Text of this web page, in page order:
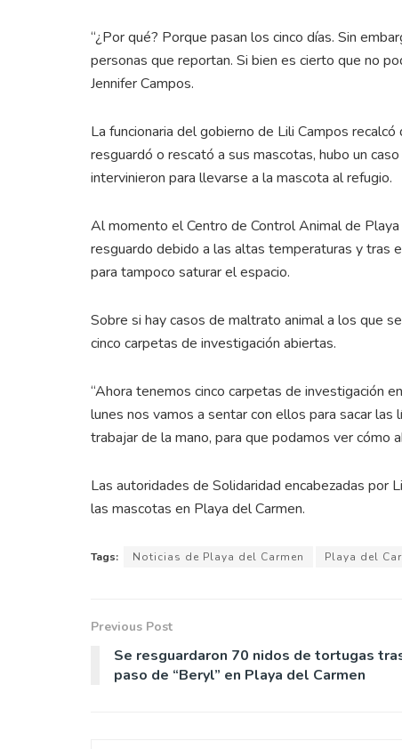
“¿Por qué? Porque pasan los cinco días. Sin
personas que reportan. Si bien es cierto que no
Jennifer Campos.
La funcionaria del gobierno de Lili Campos
resguardó o rescató a sus mascotas, hubo un
intervinieron para llevarse a la mascota al refugio.
Al momento el Centro de Control Animal de
resguardo debido a las altas temperaturas y tras
para tampoco saturar el espacio.
Sobre si hay casos de maltrato animal a los que
cinco carpetas de investigación abiertas.
“Ahora tenemos cinco carpetas de investigación
lunes nos vamos a sentar con ellos para sacar
trabajar de la mano, para que podamos ver cómo
Las autoridades de Solidaridad encabezadas por
las mascotas en Playa del Carmen.
Tags: Noticias de Playa del Carmen Playa del
Previous Post
Se resguardaron 70 nidos de tortugas
paso de “Beryl” en Playa del Carmen